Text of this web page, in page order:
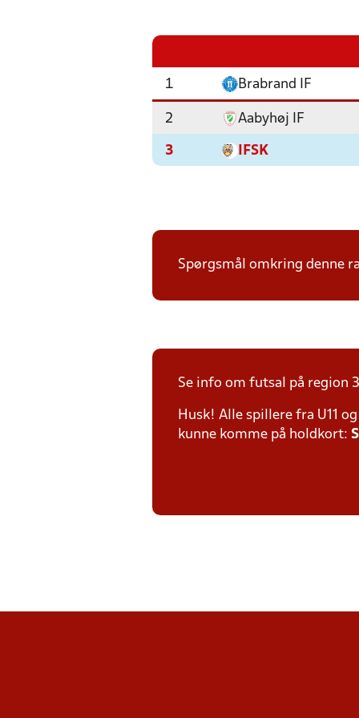
1 Brabrand IF
2 Aabyhøj IF
3 IFSK
Spørgsmål omkring denne
Se info om futsal på region
Husk! Alle spillere fra U11
kunne komme på holdkort: